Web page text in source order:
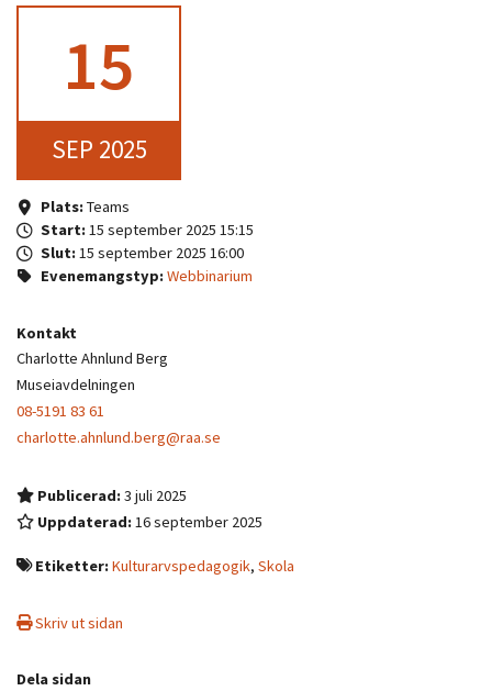
15
SEP 2025
Plats:Teams
Start:15 september 2025 15:15
Slut:15 september 2025 16:00
Evenemangstyp:Webbinarium
Kontakt
Charlotte Ahnlund Berg
Museiavdelningen
08-5191 83 61
charlotte.ahnlund.berg@raa.se
Publicerad:3 juli 2025
Uppdaterad:16 september 2025
Etiketter:Kulturarvspedagogik, Skola
Skriv ut sidan
Dela sidan